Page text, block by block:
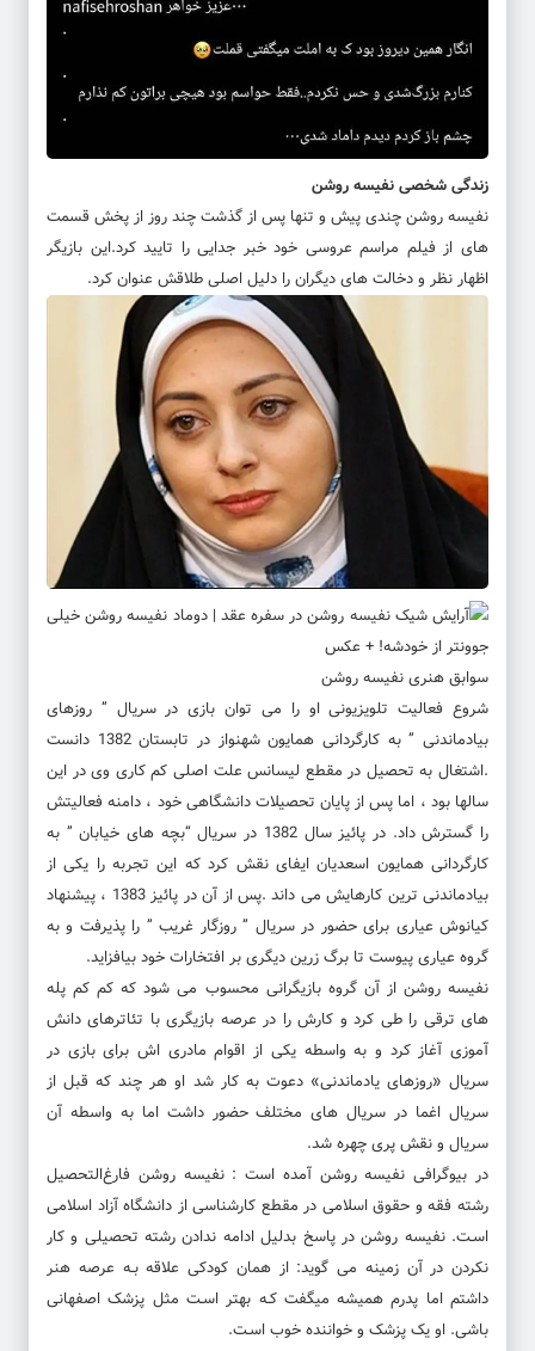
زندگی شخصی نفیسه روشن
نفیسه روشن چندی پیش و تنها پس از گذشت چند روز از پخش قسمت
های از فیلم مراسم عروسی خود خبر جدایی را تایید کرد.این بازیگر
اظهار نظر و دخالت های دیگران را دلیل اصلی طلاقش عنوان کرد.
سوابق هنری نفیسه روشن
شروع فعالیت تلویزیونی او را می توان بازی در سریال ” روزهای
بیادماندنی ” به کارگردانی همایون شهنواز در تابستان 1382 دانست
.اشتغال به تحصیل در مقطع لیسانس علت اصلی کم کاری وی در این
سالها بود ، اما پس از پایان تحصیلات دانشگاهی خود ، دامنه فعالیتش
را گسترش داد. در پائیز سال 1382 در سریال “بچه های خیابان ” به
کارگردانی همایون اسعدیان ایفای نقش کرد که این تجربه را یکی از
بیادماندنی ترین کارهایش می داند .پس از آن در پائیز 1383 ، پیشنهاد
کیانوش عیاری برای حضور در سریال ” روزگار غریب ” را پذیرفت و به
گروه عیاری پیوست تا برگ زرین دیگری بر افتخارات خود بیافزاید.
نفیسه روشن از آن گروه بازیگرانی محسوب می شود که کم کم پله
های ترقی را طی کرد و کارش را در عرصه بازیگری با تئاترهای دانش
آموزی آغاز کرد و به واسطه یکی از اقوام مادری اش برای بازی در
سریال «روزهای یادماندنی» دعوت به کار شد او هر چند که قبل از
سریال اغما در سریال های مختلف حضور داشت اما به واسطه آن
سریال و نقش پری چهره شد.
در بیوگرافی نفیسه روشن آمده است : نفیسه روشن فارغ‌التحصیل
رشته فقه و حقوق اسلامی در مقطع کارشناسی از دانشگاه آزاد اسلامی
اسـت. نفیسه روشن در پاسخ بدلیل ادامه ندادن رشته تحصیلی و کار
نکردن در آن زمینه می گوید: از همان کودکی علاقه بـه عرصه هنر
داشتم اما پدرم همیشه میگفت کـه بهتر اسـت مثل پزشک اصفهانی
باشی. او یک پزشک و خواننده خوب اسـت.